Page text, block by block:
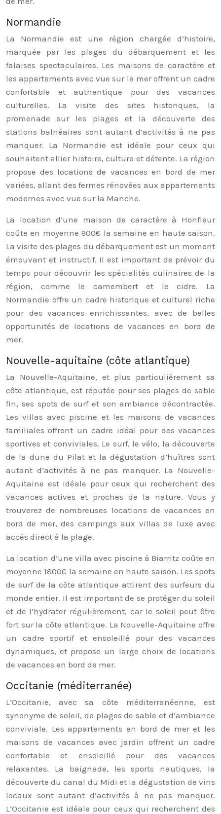
Normandie
La Normandie est une région chargée d’histoire,
marquée par les plages du débarquement et les
falaises spectaculaires. Les maisons de caractère et
les appartements avec vue sur la mer offrent un cadre
confortable et authentique pour des vacances
culturelles. La visite des sites historiques, la
promenade sur les plages et la découverte des
stations balnéaires sont autant d’activités à ne pas
manquer. La Normandie est idéale pour ceux qui
souhaitent allier histoire, culture et détente. La région
propose des locations de vacances en bord de mer
variées, allant des fermes rénovées aux appartements
modernes avec vue sur la Manche.
La location d’une maison de caractère à Honfleur
coûte en moyenne 900€ la semaine en haute saison.
La visite des plages du débarquement est un moment
émouvant et instructif. Il est important de prévoir du
temps pour découvrir les spécialités culinaires de la
région, comme le camembert et le cidre. La
Normandie offre un cadre historique et culturel riche
pour des vacances enrichissantes, avec de belles
opportunités de locations de vacances en bord de
mer.
Nouvelle-aquitaine (côte atlantique)
La Nouvelle-Aquitaine, et plus particulièrement sa
côte atlantique, est réputée pour ses plages de sable
fin, ses spots de surf et son ambiance décontractée.
Les villas avec piscine et les maisons de vacances
familiales offrent un cadre idéal pour des vacances
sportives et conviviales. Le surf, le vélo, la découverte
de la dune du Pilat et la dégustation d’huîtres sont
autant d’activités à ne pas manquer. La Nouvelle-
Aquitaine est idéale pour ceux qui recherchent des
vacances actives et proches de la nature. Vous y
trouverez de nombreuses locations de vacances en
bord de mer, des campings aux villas de luxe avec
accès direct à la plage.
La location d’une villa avec piscine à Biarritz coûte en
moyenne 1800€ la semaine en haute saison. Les spots
de surf de la côte atlantique attirent des surfeurs du
monde entier. Il est important de se protéger du soleil
et de l’hydrater régulièrement, car le soleil peut être
fort sur la côte atlantique. La Nouvelle-Aquitaine offre
un cadre sportif et ensoleillé pour des vacances
dynamiques, et propose un large choix de locations
de vacances en bord de mer.
Occitanie (méditerranée)
L’Occitanie, avec sa côte méditerranéenne, est
synonyme de soleil, de plages de sable et d’ambiance
conviviale. Les appartements en bord de mer et les
maisons de vacances avec jardin offrent un cadre
confortable et ensoleillé pour des vacances
relaxantes. La baignade, les sports nautiques, la
découverte du canal du Midi et la dégustation de vins
locaux sont autant d’activités à ne pas manquer.
L’Occitanie est idéale pour ceux qui recherchent des